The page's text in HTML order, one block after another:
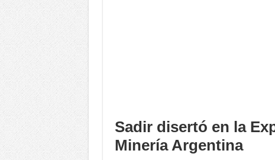
Sadir disertó en la
Minería Argentina